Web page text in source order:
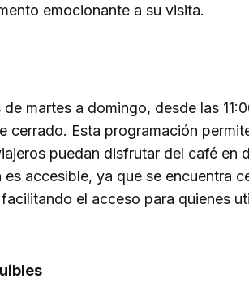
emocionante a su visita.
martes a domingo, desde las
cerrado. Esta programación
puedan disfrutar del café en
accesible, ya que se encuentra
el acceso para quienes